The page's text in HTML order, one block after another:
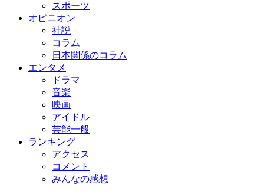
スポーツ
オピニオン
社説
コラム
日本関係のコラム
エンタメ
ドラマ
音楽
映画
アイドル
芸能一般
ランキング
アクセス
コメント
みんなの感想